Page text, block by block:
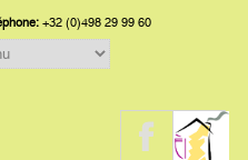
+32 (0)498 29 99 60